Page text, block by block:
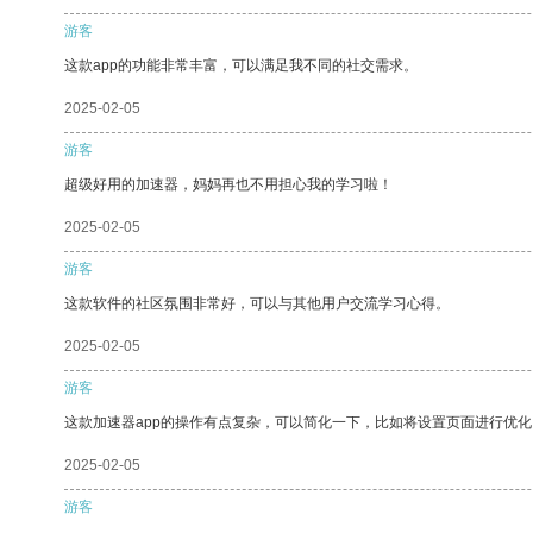
游客
这款app的功能非常丰富，可以满足我不同的社交需求。
2025-02-05
游客
超级好用的加速器，妈妈再也不用担心我的学习啦！
2025-02-05
游客
这款软件的社区氛围非常好，可以与其他用户交流学习心得。
2025-02-05
游客
这款加速器app的操作有点复杂，可以简化一下，比如将设置页面进行优
2025-02-05
游客